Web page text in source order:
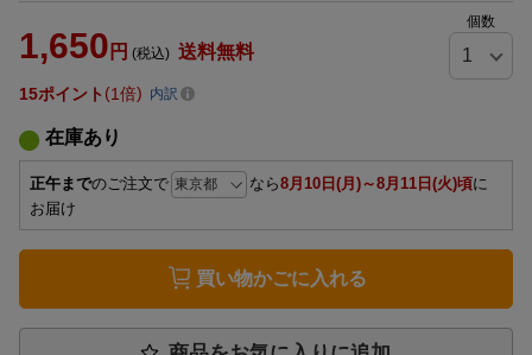
1,650 円 (税込) 送料無料
個数
15ポイント 1倍 内訳
在庫あり
正午までのご注文で なら8月10日(月)～8月11日(火)頃に
お届け
買い物かごに入れる